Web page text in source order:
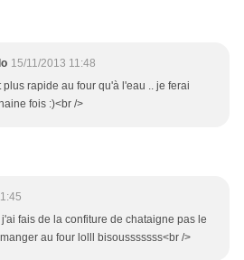
15/11/2013 11:48
plus rapide au four qu'à l'eau .. je ferai
fois :)<br />
fais de la confiture de chataigne pas le
au four lolll bisousssssss<br />